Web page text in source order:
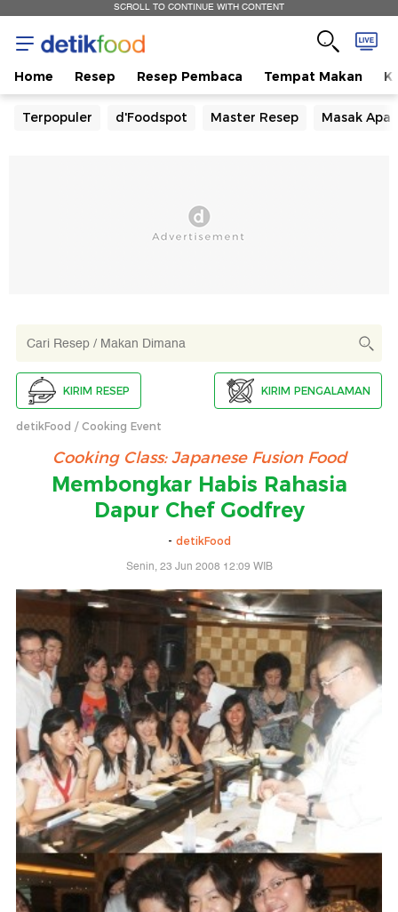
SCROLL TO CONTINUE WITH CONTENT
Home Resep Resep Pembaca Tempat Makan
Terpopuler d'Foodspot Master Resep Masak Apa
KIRIM RESEP KIRIM PENGALAMAN
detikFood Cooking Event
Cooking Class: Japanese Fusion Food
Membongkar Habis Rahasia
Dapur Chef Godfrey
- detikFood
Senin, 23 Jun 2008 12:09 WIB